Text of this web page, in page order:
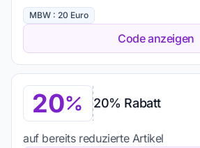
MBW : 20 Euro
Code anzeigen
20 20% Rabatt
auf bereits reduzierte Artikel